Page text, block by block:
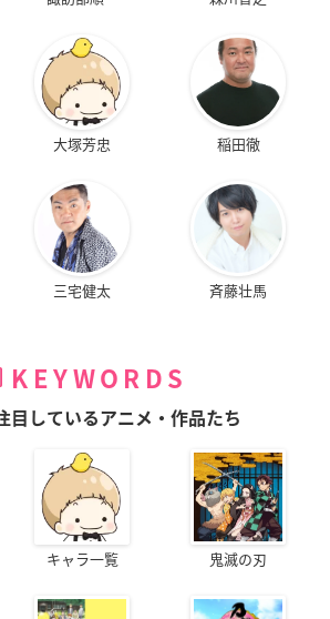
大塚芳忠 稲田徹
三宅健太 斉藤壮馬
KEYWORDS
目しているアニメ・作品たち
キャラ一覧 鬼滅の刃